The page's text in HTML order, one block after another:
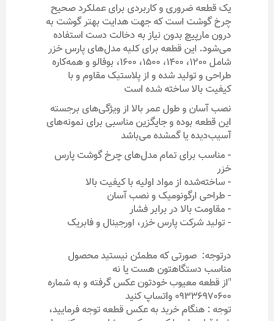
یک قطعه ضروری و کاربردی برای عملکرد صحیح
چرخ گوشت است که جهت هدایت بهتر گوشت به
درون مارپیچ بدون نیاز به دخالت دست استفاده
می‌شود. این قطعه برای کلیه مدل‌های پارس خزر
شامل 1200، 1400، 1500، 1600، بوفالو و همه‌کاره
طراحی و تولید شده و از پلاستیک مقاوم و با
کیفیت بالا ساخته شده است
نصب آسان و طول عمر بالا از ویژگی‌های برجسته
این قطعه بوده و جایگزین مناسبی برای نمونه‌های
آسیب‌دیده یا گمشده می‌باشد
- مناسب برای تمام مدل‌های چرخ گوشت پارس
خزر
- ساخته‌شده از مواد اولیه با کیفیت بالا
- طراحی ارگونومیک و نصب آسان
- مقاومت بالا در برابر فشار
- تولید شرکت پارس خزر، اورجینال و فابریک
درتوجه: صورتی که مطمئن نیستید محصول
مناسب دستگاهتون هست یا نه
"از قطعه معیوب خودتون عکس گرفته و به شماره
09336970600 واتساپ کنید
توجه : هنگام خرید به عکس قطعه توجه فرمایید،